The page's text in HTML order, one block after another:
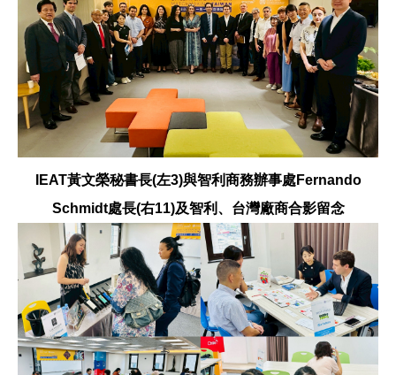
IEAT黃文榮秘書長(左3)與智利商務辦事處Fernando
Schmidt處長(右11)及智利、台灣廠商合影留念